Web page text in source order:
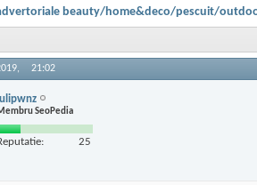
beauty/home&deco/pescuit/
21:02
SeoPedia
25